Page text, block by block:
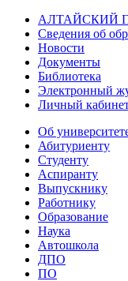
АЛТАЙСКИЙ
Сведения об
Новости
Документы
Библиотека
Электронный
Личный
Об
Абитуриенту
Студенту
Аспиранту
Выпускнику
Работнику
Образование
Наука
Автошкола
ДПО
ПО